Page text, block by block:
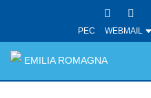
PEC WEBMAIL
EMILIA ROMAGNA